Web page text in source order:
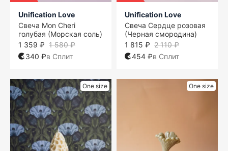
Unification Love
Свеча Mon Cheri
голубая (Морская соль)
1 580 ₽
1 359 ₽
340 ₽в Сплит
Unification Love
Свеча Сердце розовая
(Черная смородина)
2 110 ₽
1 815 ₽
454 ₽в Сплит
One size One size